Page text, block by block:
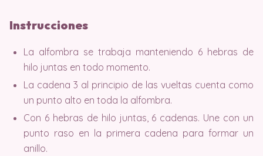
Instrucciones
La alfombra se trabaja manteniendo 6 hebras de
hilo juntas en todo momento.
La cadena 3 al principio de las vueltas cuenta como
un punto alto en toda la alfombra.
Con 6 hebras de hilo juntas, 6 cadenas. Une con un
punto raso en la primera cadena para formar un
anillo.